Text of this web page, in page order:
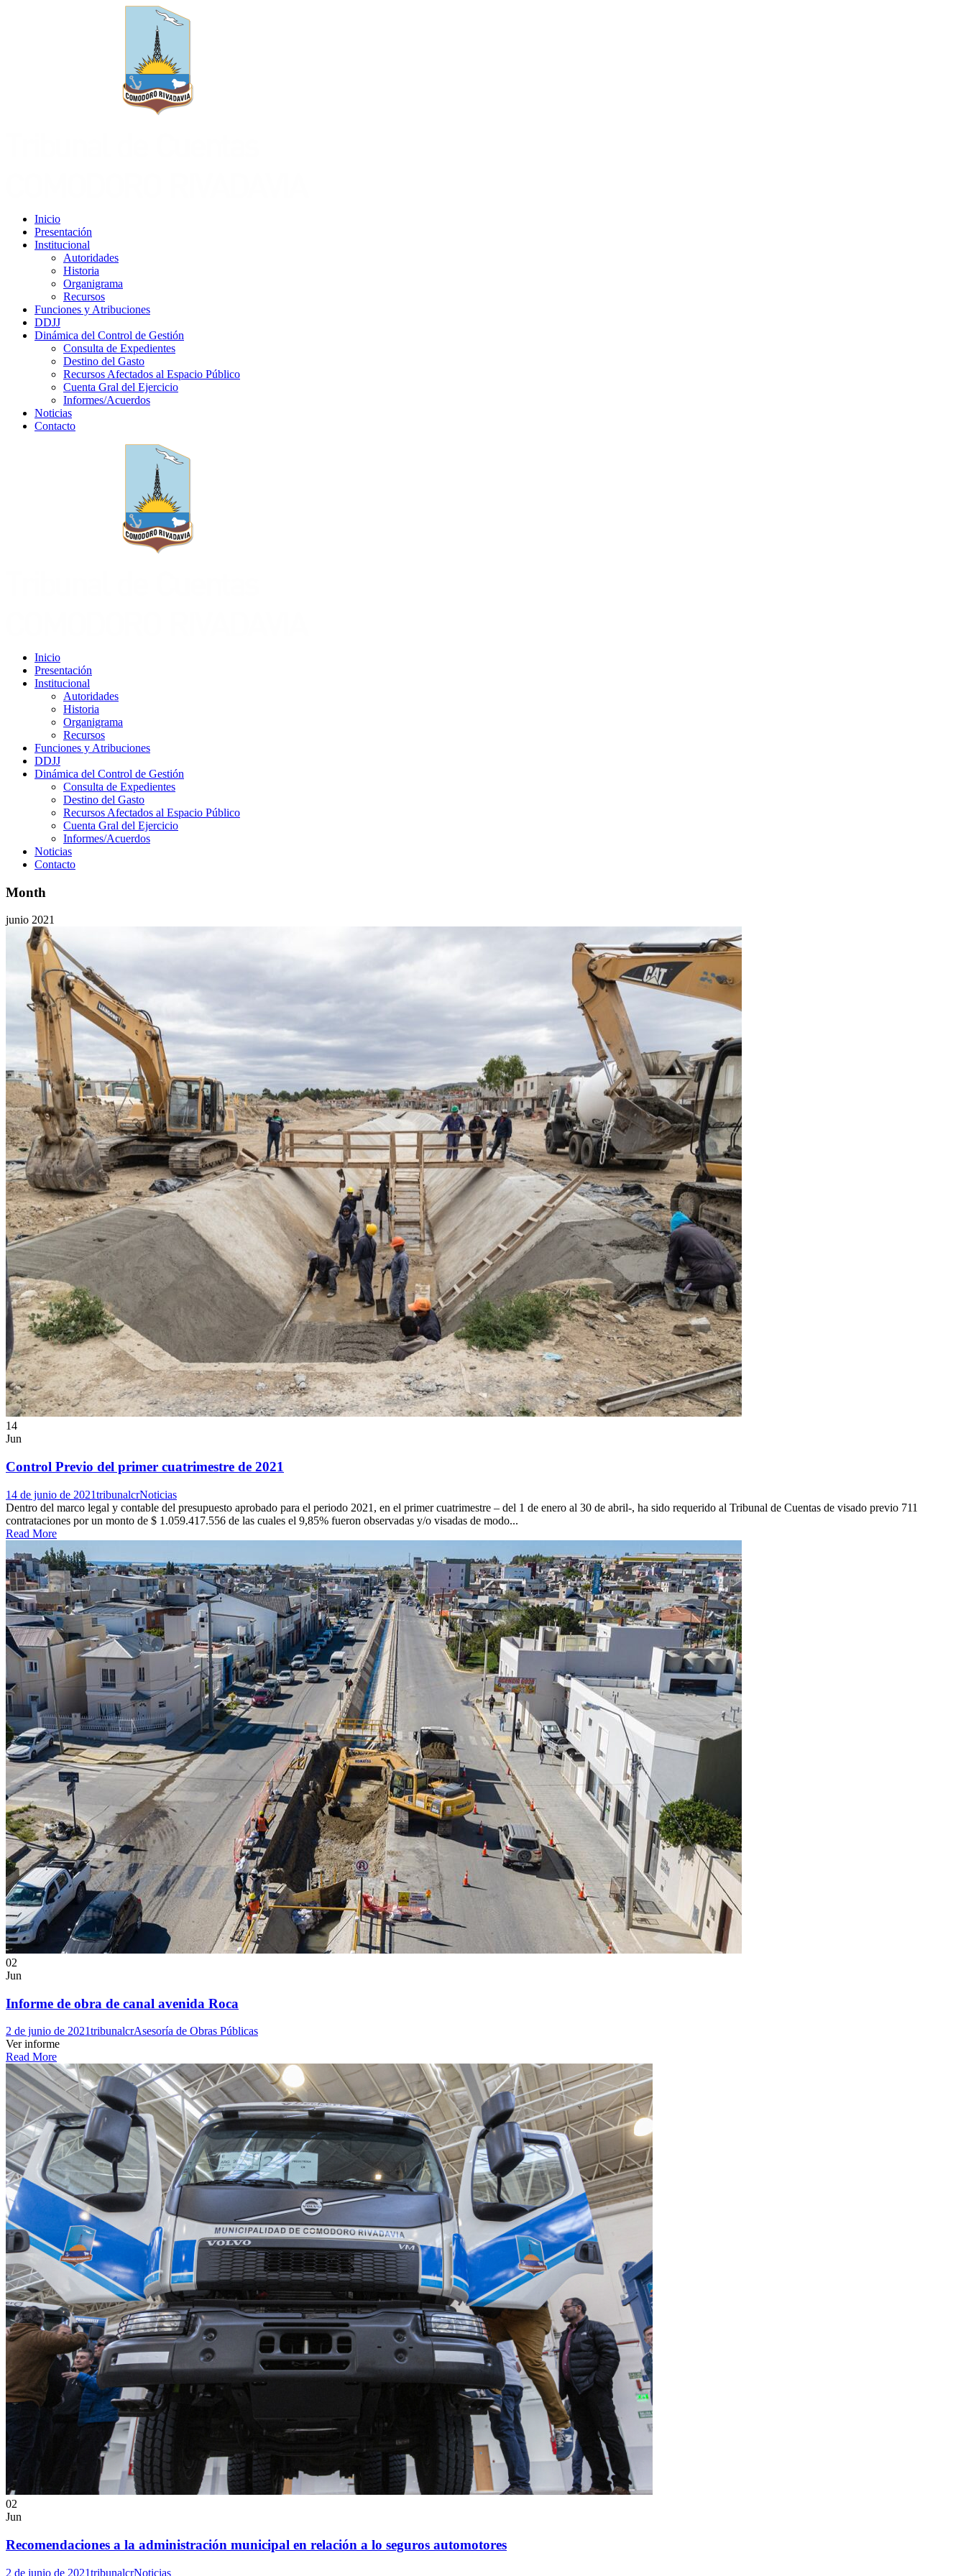
Inicio
Presentación
Institucional
Autoridades
Historia
Organigrama
Recursos
Funciones y Atribuciones
DDJJ
Dinámica del Control de Gestión
Consulta de Expedientes
Destino del Gasto
Recursos Afectados al Espacio Público
Cuenta Gral del Ejercicio
Informes/Acuerdos
Noticias
Contacto
Inicio
Presentación
Institucional
Autoridades
Historia
Organigrama
Recursos
Funciones y Atribuciones
DDJJ
Dinámica del Control de Gestión
Consulta de Expedientes
Destino del Gasto
Recursos Afectados al Espacio Público
Cuenta Gral del Ejercicio
Informes/Acuerdos
Noticias
Contacto
Month
junio 2021
14
Jun
Control Previo del primer cuatrimestre de 2021
14 de junio de 2021tribunalcrNoticias
Dentro del marco legal y contable del presupuesto aprobado para el periodo 2021, en el primer cuatrimestre – del 1 de enero al 30 de abril-, ha sido requerido al Tribunal de Cuentas de visado previo 711
contrataciones por un monto de $ 1.059.417.556 de las cuales el 9,85% fueron observadas y/o visadas de modo...
Read More
02
Jun
Informe de obra de canal avenida Roca
2 de junio de 2021tribunalcrAsesoría de Obras Públicas
Ver informe
Read More
02
Jun
Recomendaciones a la administración municipal en relación a lo seguros automotores
2 de junio de 2021tribunalcrNoticias